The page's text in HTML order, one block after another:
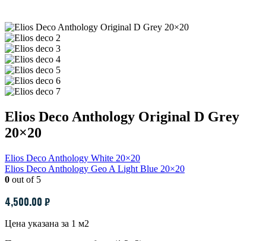
Elios Deco Anthology Original D Grey
20×20
Elios Deco Anthology White 20×20
Elios Deco Anthology Geo A Light Blue 20×20
0 out of 5
4,500.00 ₽
Цена указана за 1 м2